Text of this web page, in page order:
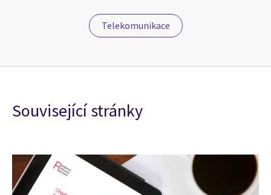
Telekomunikace
Související stránky